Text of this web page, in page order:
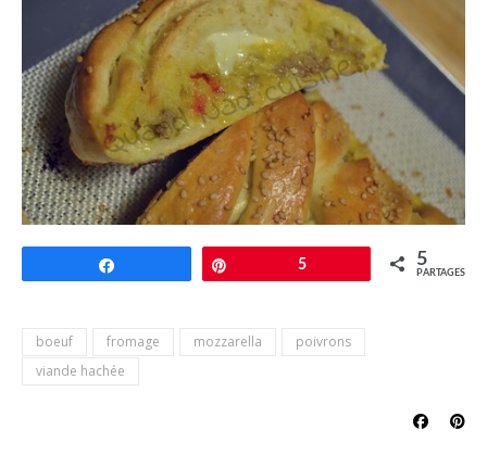
5 5
PARTAGES
boeuf fromage mozzarella
poivrons
viande hachée